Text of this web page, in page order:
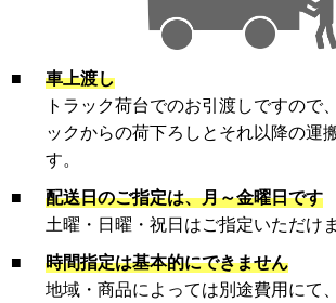
■
車上渡し
トラック荷台でのお引渡しですので
ックからの荷下ろしとそれ以降の運
す。
■
配送日のご指定は、月～金曜日です
土曜・日曜・祝日はご指定いただけま
■
時間指定は基本的にできません
地域・商品によっては別途費用にて